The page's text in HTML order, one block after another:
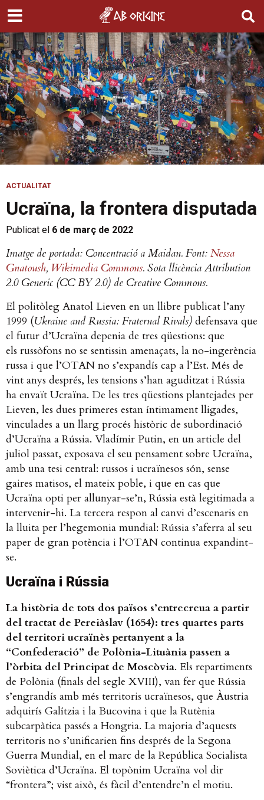
ACTUALITAT
Ucraïna, la frontera disputada
Publicat el 6 de març de 2022
Imatge de portada: Concentració a Maidan. Font: Nessa
Gnatoush, Wikimedia Commons. Sota llicència Attribution
2.0 Generic (CC BY 2.0) de Creative Commons.
El politòleg Anatol Lieven en un llibre publicat l’any
1999 (Ukraine and Russia: Fraternal Rivals) defensava que
el futur d’Ucraïna depenia de tres qüestions: que
els russòfons no se sentissin amenaçats, la no-ingerència
russa i que l’OTAN no s’expandís cap a l’Est. Més de
vint anys després, les tensions s’han aguditzat i Rússia
ha envaït Ucraïna. De les tres qüestions plantejades per
Lieven, les dues primeres estan íntimament lligades,
vinculades a un llarg procés històric de subordinació
d’Ucraïna a Rússia. Vladímir Putin, en un article del
juliol passat, exposava el seu pensament sobre Ucraïna,
amb una tesi central: russos i ucraïnesos són, sense
gaires matisos, el mateix poble, i que en cas que
Ucraïna opti per allunyar-se’n, Rússia està legitimada a
intervenir-hi. La tercera respon al canvi d’escenaris en
la lluita per l’hegemonia mundial: Rússia s’aferra al seu
paper de gran potència i l’OTAN continua expandint-
se.
Ucraïna i Rússia
La història de tots dos països s’entrecreua a partir
del tractat de Pereiàslav (1654): tres quartes parts
del territori ucraïnès pertanyent a la
“Confederació” de Polònia-Lituània passen a
l’òrbita del Principat de Moscòvia. Els repartiments
de Polònia (finals del segle XVIII), van fer que Rússia
s’engrandís amb més territoris ucraïnesos, que Àustria
adquirís Galítzia i la Bucovina i que la Rutènia
subcarpàtica passés a Hongria. La majoria d’aquests
territoris no s’unificarien fins després de la Segona
Guerra Mundial, en el marc de la República Socialista
Soviètica d’Ucraïna. El topònim Ucraïna vol dir
“frontera”; vist això, és fàcil d’entendre’n el motiu.